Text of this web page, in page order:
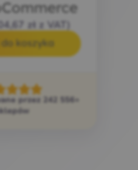
zł
z VAT)
do koszyka
przez 242 556+